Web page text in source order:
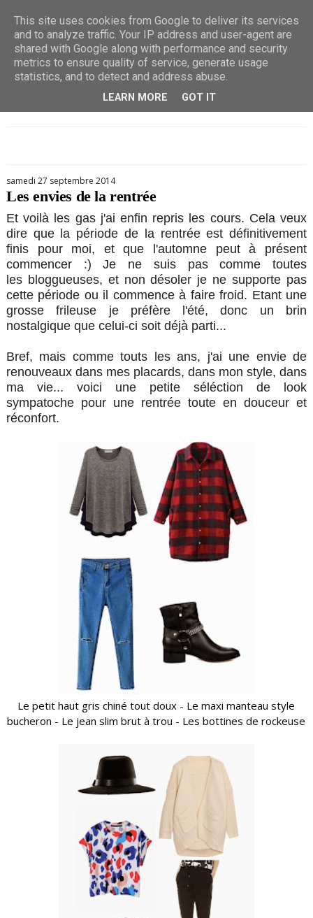
samedi 27 septembre 2014
Les envies de la rentrée
Et voilà les gas j'ai enfin repris les cours. Cela veux
dire que la période de la rentrée est définitivement
finis pour moi, et que l'automne peut à présent
commencer :) Je ne suis pas comme toutes
les bloggueuses, et non désoler je ne supporte pas
cette période ou il commence à faire froid. Etant une
grosse frileuse je préfère l'été, donc un brin
nostalgique que celui-ci soit déjà parti...
Bref, mais comme touts les ans, j'ai une envie de
renouveaux dans mes placards, dans mon style, dans
ma vie... voici une petite séléction de look
sympatoche pour une rentrée toute en douceur et
réconfort.
Le petit haut gris chiné tout doux - Le maxi manteau style
bucheron - Le jean slim brut à trou - Les bottines de rockeuse
This site uses cookies from Google to deliver its services
and to analyze traffic. Your IP address and user-agent are
shared with Google along with performance and security
metrics to ensure quality of service, generate usage
statistics, and to detect and address abuse.
LEARN MORE GOT IT